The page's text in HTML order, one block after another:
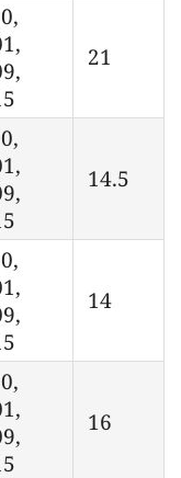
21
14.5
14
16